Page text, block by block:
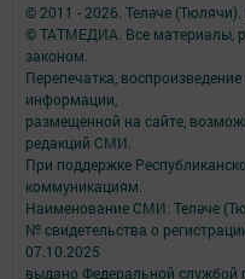
© 2011 - 2026. Теләче
© ТАТМЕДИА. Все материалы,
законом.
Перепечатка,
информации,
размещенной на сайте,
редакций СМИ.
При поддержке
коммуникациям.
Наименование СМИ: Теләче
№ свидетельства о
07.10.2025
выдано Федеральной службой